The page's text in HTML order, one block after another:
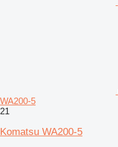
WA200-5
21
Komatsu WA200-5